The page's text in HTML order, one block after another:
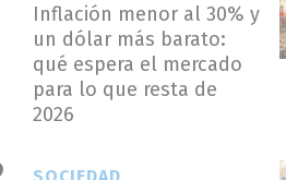
Inflación menor al 30% y
un dólar más barato:
qué espera el mercado
para lo que resta de
2026
SOCIEDAD